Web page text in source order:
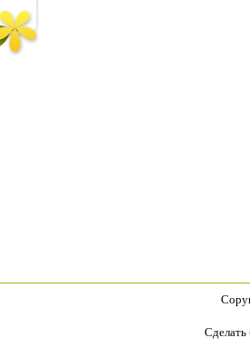
Сделать